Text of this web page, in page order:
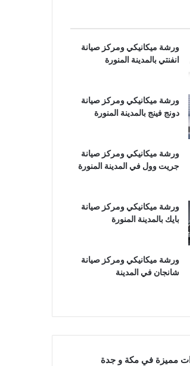
ورشة ميكانيكي ومركز صيانة
انفنتي بالمدينة المنورة
ورشة ميكانيكي ومركز صيانة
دونج فينج بالمدينة المنورة
ورشة ميكانيكي ومركز صيانة
جريت وول في المدينة المنورة
ورشة ميكانيكي ومركز صيانة
بايك بالمدينة المنورة
ورشة ميكانيكي ومركز صيانة
شانجان في المدينة
مميزة في مكة و جدة